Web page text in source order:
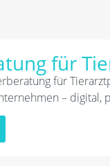
für
für
– digital,